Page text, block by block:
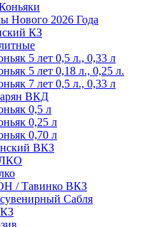
Нового 2026 Года
КЗ
5 лет 0,5 л., 0,33 л
5 лет 0,18 л., 0,25 л.
7 лет 0,5 л., 0,33 л
ВКД
0,5 л
0,25 л
0,70 л
ВКЗ
/ Тавинко ВКЗ
Сабля